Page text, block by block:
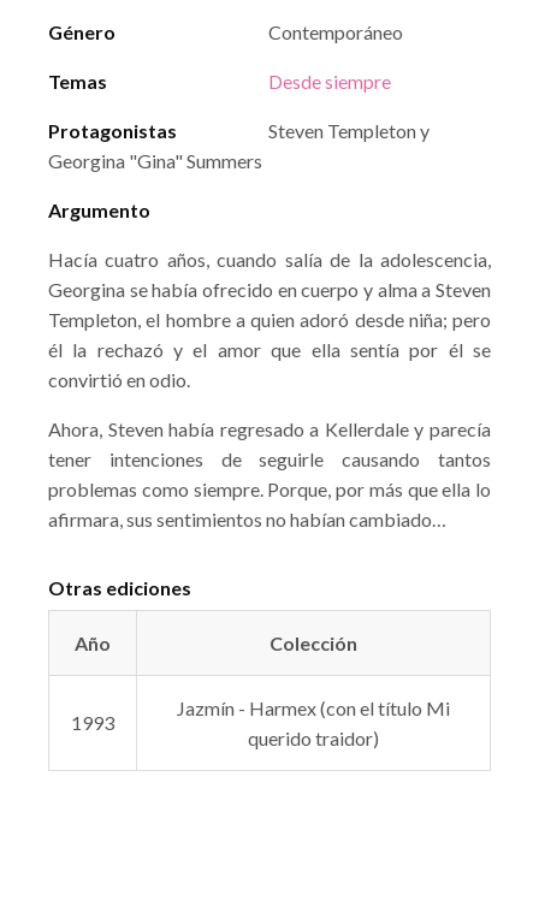
Género Contemporáneo
Temas Desde siempre
Protagonistas
Steven Templeton y
Georgina "Gina" Summers
Argumento
Hacía cuatro años, cuando salía de la adolescencia,
Georgina se había ofrecido en cuerpo y alma a Steven
Templeton, el hombre a quien adoró desde niña; pero
él la rechazó y el amor que ella sentía por él se
convirtió en odio.
Ahora, Steven había regresado a Kellerdale y parecía
tener intenciones de seguirle causando tantos
problemas como siempre. Porque, por más que ella lo
afirmara, sus sentimientos no habían cambiado…
Otras ediciones
Año Colección
1993
Jazmín - Harmex (con el título Mi
querido traidor)